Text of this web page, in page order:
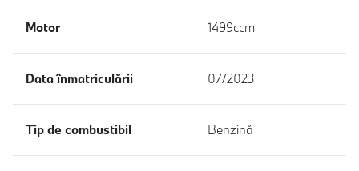
Motor 1499ccm
Data înmatriculării 07/2023
Tip de combustibil Benzină